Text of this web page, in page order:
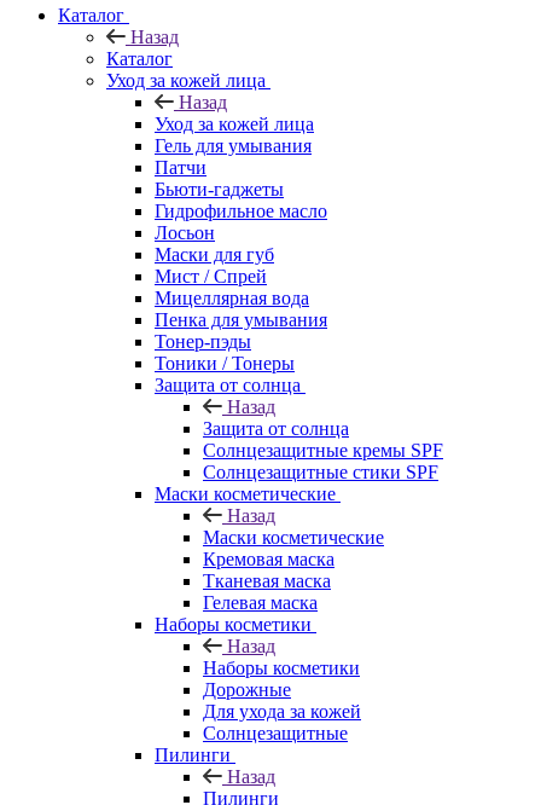
Каталог
Назад
Каталог
Уход за кожей лица
Назад
Уход за кожей лица
Гель для умывания
Патчи
Бьюти-гаджеты
Гидрофильное масло
Лосьон
Маски для губ
Мист / Спрей
Мицеллярная вода
Пенка для умывания
Тонер-пэды
Тоники / Тонеры
Защита от солнца
Назад
Защита от солнца
Солнцезащитные кремы SPF
Солнцезащитные стики SPF
Маски косметические
Назад
Маски косметические
Кремовая маска
Тканевая маска
Гелевая маска
Наборы косметики
Назад
Наборы косметики
Дорожные
Для ухода за кожей
Солнцезащитные
Пилинги
Назад
Пилинги